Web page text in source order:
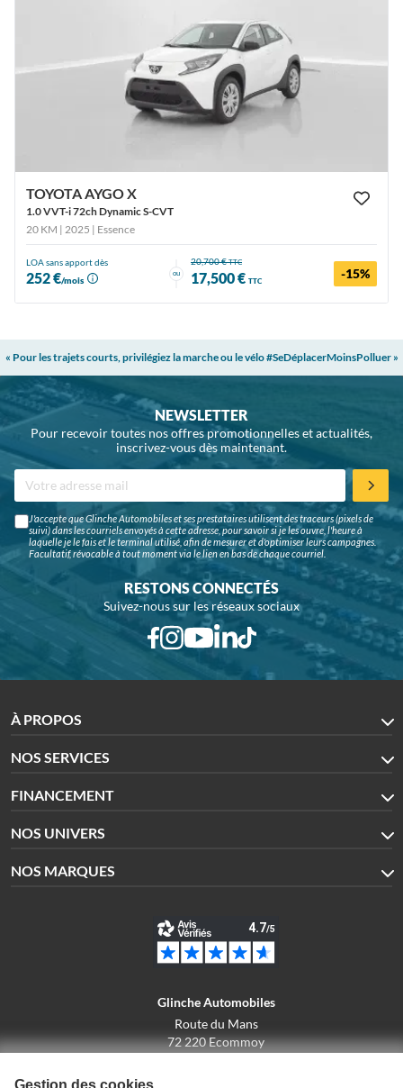
TOYOTA AYGO X
1.0 VVT-i 72ch Dynamic S-CVT
20 KM | 2025 | Essence
LOA sans apport dès
252 €/mois
ou
20,700 €TTC
17,500 € TTC -15%
« Pour les trajets courts, privilégiez la marche ou le vélo #SeDéplacerMoinsPolluer »
NEWSLETTER
Pour recevoir toutes nos offres promotionnelles et actualités,
inscrivez-vous dès maintenant.
J'accepte que Glinche Automobiles et ses prestataires utilisent des traceurs (pixels de
suivi) dans les courriels envoyés à cette adresse, pour savoir si je les ouvre, l'heure à
laquelle je le fais et le terminal utilisé, afin de mesurer et d'optimiser leurs campagnes.
Facultatif, révocable à tout moment via le lien en bas de chaque courriel.
RESTONS CONNECTÉS
Suivez-nous sur les réseaux sociaux
À PROPOS
NOS SERVICES
FINANCEMENT
NOS UNIVERS
NOS MARQUES
Glinche Automobiles
Route du Mans
72 220 Ecommoy
Gestion des cookies